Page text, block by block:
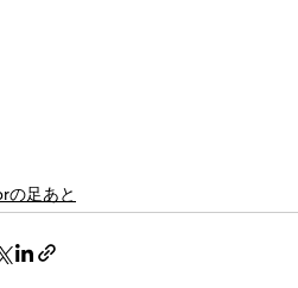
の足あと